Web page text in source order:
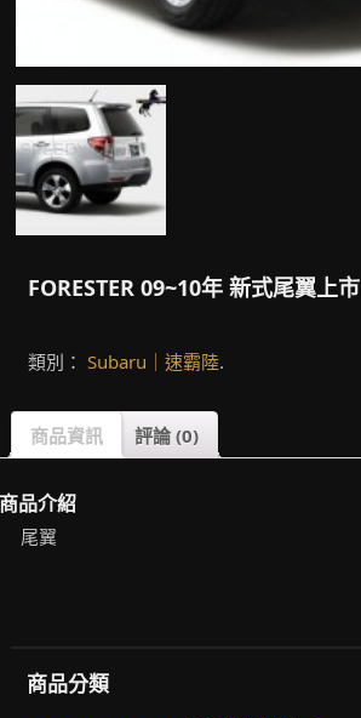
FORESTER 09~10年 新式尾翼上
類別： Subaru｜速霸陸.
商品資訊 評論 (0)
品介紹
尾翼
商品分類